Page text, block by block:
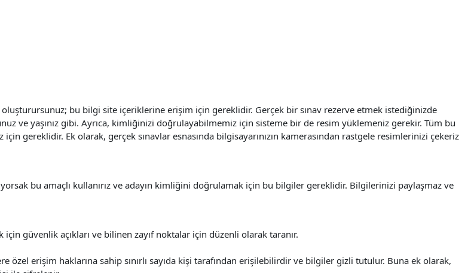
bu bilgi site içeriklerine erişim için gereklidir. Gerçek bir sınav rezerve etmek istediğinizde
ve yaşınız gibi. Ayrıca, kimliğinizi doğrulayabilmemiz için sisteme bir de resim yüklemeniz gerekir. Tüm bu
gereklidir. Ek olarak, gerçek sınavlar esnasında bilgisayarınızın kamerasından rastgele resimlerinizi çekeriz
bu amaçlı kullanırız ve adayın kimliğini doğrulamak için bu bilgiler gereklidir. Bilgilerinizi paylaşmaz ve
güvenlik açıkları ve bilinen zayıf noktalar için düzenli olarak taranır.
özel erişim haklarına sahip sınırlı sayıda kişi tarafından erişilebilirdir ve bilgiler gizli tutulur. Buna ek olarak,